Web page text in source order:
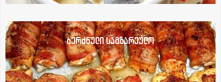
ბერძნული სამზარეულო